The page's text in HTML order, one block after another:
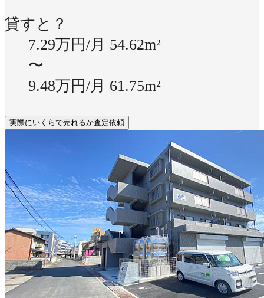
貸すと？
7.29万円/月 54.62m²
〜
9.48万円/月 61.75m²
実際にいくらで売れるか査定依頼